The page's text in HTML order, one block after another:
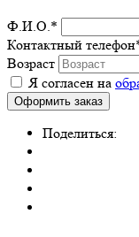
Ф.И.О. *
Контактный телефон
Возраст
Я согласен на
Поделиться: